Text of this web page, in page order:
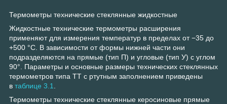
Термометры технические стеклянные жидкостные
Жидкостные технические термометры расширения
применяют для измерения температур в пределах от −35 до
+500 °С. В зависимости от формы нижней части они
подразделяются на прямые (тип П) и угловые (тип У) с углом
90°. Параметры и основные размеры технических стеклянных
термометров типа ТТ с ртутным заполнением приведены
в таблице 3.1
Термометры технические стеклянные керосиновые прямые